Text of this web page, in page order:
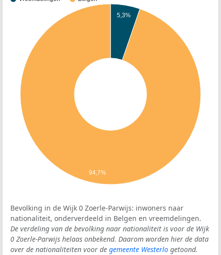
5,3%
94,7%
Bevolking in de Wijk 0 Zoerle-Parwijs: inwoners naar
nationaliteit, onderverdeeld in Belgen en vreemdelingen.
De verdeling van de bevolking naar nationaliteit is voor de Wijk
0 Zoerle-Parwijs helaas onbekend. Daarom worden hier de data
over de nationaliteiten voor de gemeente Westerlo getoond.